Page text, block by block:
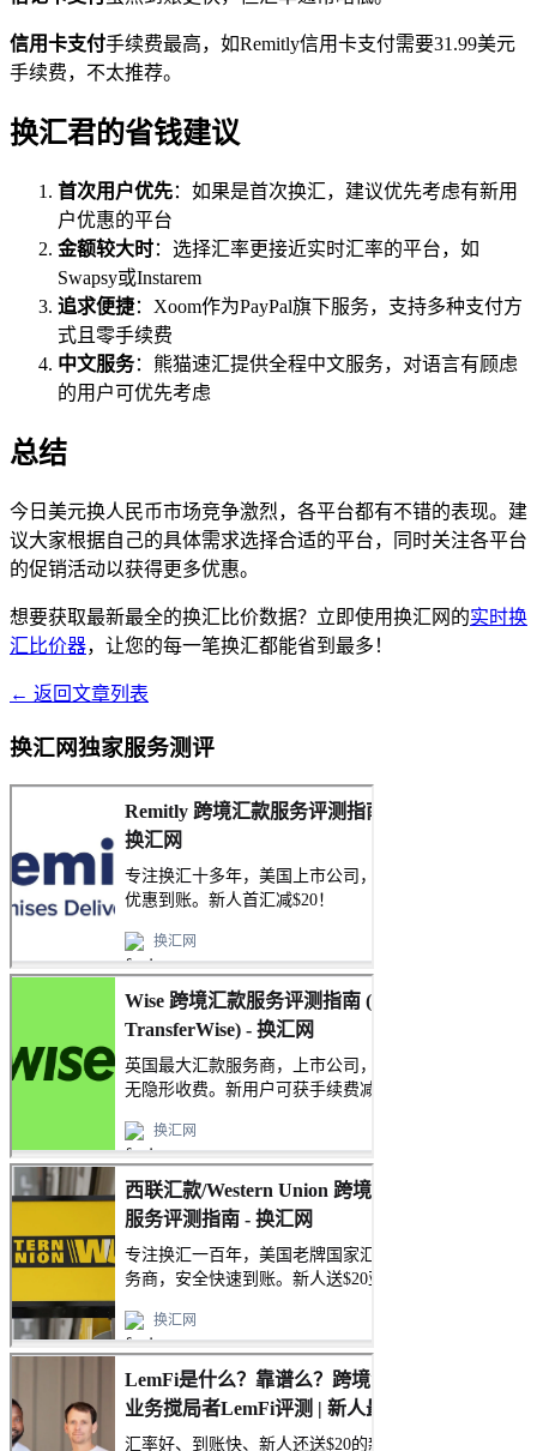
信用卡支付手续费最高，如Remitly信用卡支付需要31.99美元
手续费，不太推荐。
换汇君的省钱建议
首次用户优先：如果是首次换汇，建议优先考虑有新用
户优惠的平台
金额较大时：选择汇率更接近实时汇率的平台，如
Swapsy或Instarem
追求便捷：Xoom作为PayPal旗下服务，支持多种支付方
式且零手续费
中文服务：熊猫速汇提供全程中文服务，对语言有顾虑
的用户可优先考虑
总结
今日美元换人民币市场竞争激烈，各平台都有不错的表现。建
议大家根据自己的具体需求选择合适的平台，同时关注各平台
的促销活动以获得更多优惠。
想要获取最新最全的换汇比价数据？立即使用换汇网的实时换
汇比价器，让您的每一笔换汇都能省到最多！
← 返回文章列表
换汇网独家服务测评